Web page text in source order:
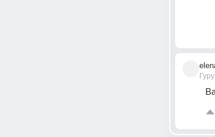
Гуру